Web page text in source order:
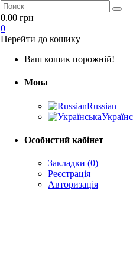
0.00 грн
0
Перейти до кошику
Ваш кошик порожній!
Мова
Russian
Особистий кабінет
Закладки (0)
Реєстрація
Авторизація